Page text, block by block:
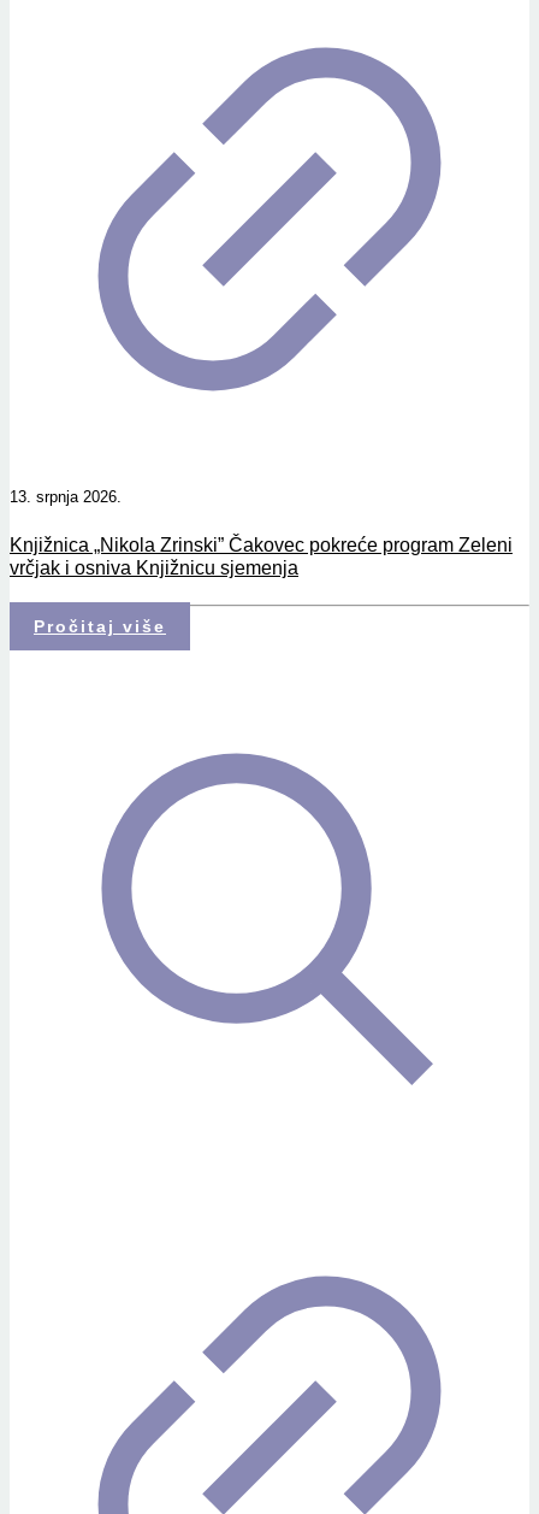
13. srpnja 2026.
Knjižnica „Nikola Zrinski” Čakovec pokreće program Zeleni
vrčjak i osniva Knjižnicu sjemenja
Pročitaj više